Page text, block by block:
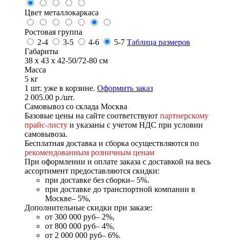
Цвет металлокаркаса
Ростовая группа
2-4
3-5 4-6 5-7 Таблица размеров
Габариты
38 x 43 x 42-50/72-80 см
Масса
5 кг
1 шт. уже в корзине. Оформить заказ
2 005.00 р./шт.
Самовывоз со склада Москва
Базовые цены на сайте соответствуют партнерскому
прайс-листу и указаны с учетом НДС при условии
самовывоза.
Бесплатная доставка и сборка осуществляются по
рекомендованным розничным ценам
При оформлении и оплате заказа с доставкой на весь
ассортимент предоставляются скидки:
при доставке без сборки– 5%.
при доставке до транспортной компании в
Москве– 5%,
Дополнительные скидки при заказе:
от 300 000 руб– 2%,
от 800 000 руб– 4%,
от 2 000 000 руб– 6%.